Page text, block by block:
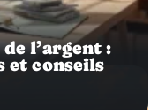
l’argent :
et conseils